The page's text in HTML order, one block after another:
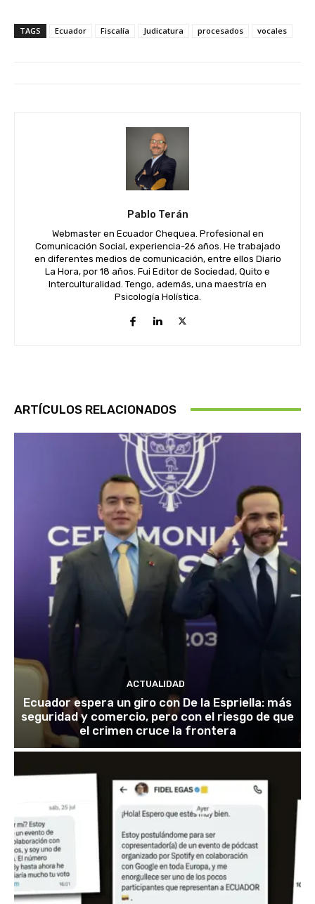
TAGS Ecuador Fiscalía Judicatura procesados vocales
Pablo Terán
Webmaster en Ecuador Chequea. Profesional en
Comunicación Social, experiencia-26 años. He trabajado
en diferentes medios de comunicación, entre ellos Diario
La Hora, por 18 años. Fui Editor de Sociedad, Quito e
Interculturalidad. Tengo, además, una maestría en
Psicología Holística.
ARTÍCULOS RELACIONADOS
ACTUALIDAD
Ecuador espera un giro con De la Espriella: más
seguridad y comercio, pero con el riesgo de que
el crimen cruce la frontera